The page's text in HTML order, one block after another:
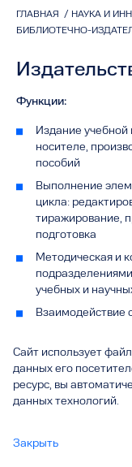
ГЛАВНАЯ / НАУКА И
БИБЛИОТЕЧНО-
Вы смотрите
Функции:
Издание
носителе,
пособий
Выполнение
цикла:
тиражирование,
подготовка
Методическая и
учебных и
Взаимодействие
Подготовка
регистрации и
Разметка
программе
Сайт использует
данных его
ресурс, вы
данных технологий.
Закрыть